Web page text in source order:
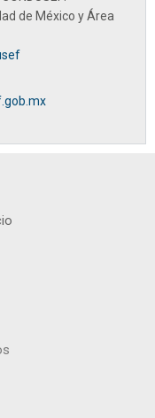
de México y Área